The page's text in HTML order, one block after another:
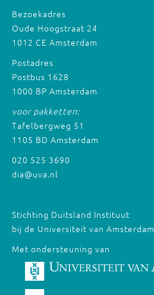
Bezoekadres
Oude Hoogstraat 24
1012 CE Amsterdam
Postadres
Postbus 1628
1000 BP Amsterdam
voor pakketten:
Tafelbergweg 51
1105 BD Amsterdam
020 525 3690
dia@uva.nl
Stichting Duitsland Instituut
bij de Universiteit van Amsterdam
Met ondersteuning van